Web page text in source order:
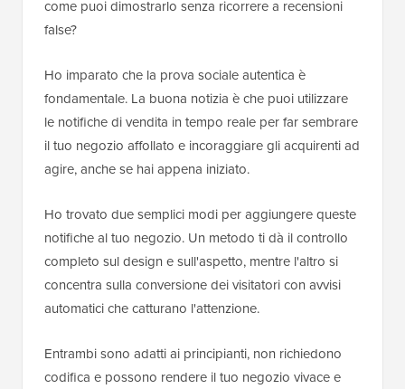
come puoi dimostrarlo senza ricorrere a recensioni
false?
Ho imparato che la prova sociale autentica è
fondamentale. La buona notizia è che puoi utilizzare
le notifiche di vendita in tempo reale per far sembrare
il tuo negozio affollato e incoraggiare gli acquirenti ad
agire, anche se hai appena iniziato.
Ho trovato due semplici modi per aggiungere queste
notifiche al tuo negozio. Un metodo ti dà il controllo
completo sul design e sull'aspetto, mentre l'altro si
concentra sulla conversione dei visitatori con avvisi
automatici che catturano l'attenzione.
Entrambi sono adatti ai principianti, non richiedono
codifica e possono rendere il tuo negozio vivace e